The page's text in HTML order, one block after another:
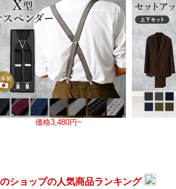
価格3,480円~
ショップの人気商品ランキング